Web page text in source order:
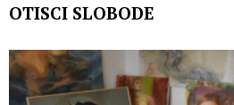
OTISCI SLOBODE